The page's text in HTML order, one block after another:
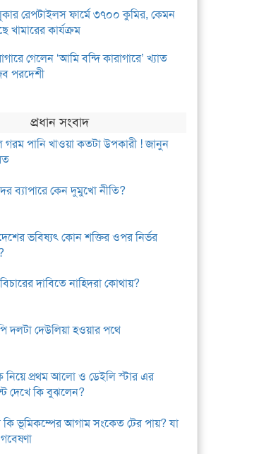
রেপটাইলস ফার্মে ৩৭০০ কুমির, কেমন
খামারের কার্যক্রম
গেলেন ‘আমি বন্দি কারাগারে’ খ্যাত
পরদেশী
প্রধান সংবাদ
গরম পানি খাওয়া কতটা উপকারী ! জানুন
ব্যাপারে কেন দুমুখো নীতি?
ভবিষ্যৎ কোন শক্তির ওপর নির্ভর
দাবিতে নাহিদরা কোথায়?
দলটা দেউলিয়া হওয়ার পথে
নিয়ে প্রথম আলো ও ডেইলি স্টার এর
দেখে কি বুঝলেন?
কি ভূমিকম্পের আগাম সংকেত টের পায়? যা